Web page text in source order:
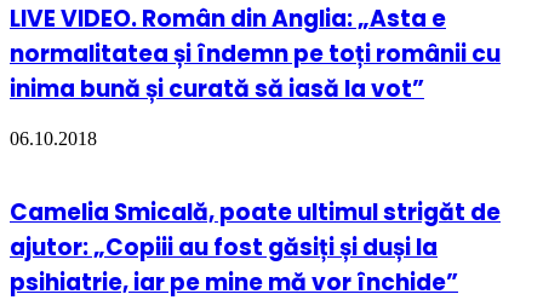
LIVE VIDEO. Român din Anglia: „Asta e
normalitatea și îndemn pe toți românii cu
inima bună și curată să iasă la vot”
06.10.2018
Camelia Smicală, poate ultimul strigăt de
ajutor: „Copiii au fost găsiți și duși la
psihiatrie, iar pe mine mă vor închide”